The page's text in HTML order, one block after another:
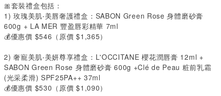
🎀套裝禮盒包括：
1️)玫瑰美肌‧美唇奢護禮盒： SABON Green Rose身體磨砂膏
600g + LA MER 豐盈唇彩精華 7ml
💰優惠價 $546 （原價 $1,365）
2️)奢寵美肌‧美妍尊享禮盒： L'OCCITANE櫻花潤唇膏 12ml +
SABON Green Rose 身體磨砂膏 600g +Clé de Peau 粧前乳霜
(光采柔滑) SPF25PA++ 37ml
💰優惠價 $530 （原價 $1,090）